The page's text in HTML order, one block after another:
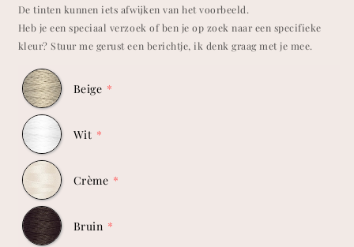
De tinten kunnen iets afwijken van het voorbeeld.
Heb je een speciaal verzoek of ben je op zoek naar een specifieke
kleur? Stuur me gerust een berichtje, ik denk graag met je mee.
Beige
Wit
Crème
Bruin